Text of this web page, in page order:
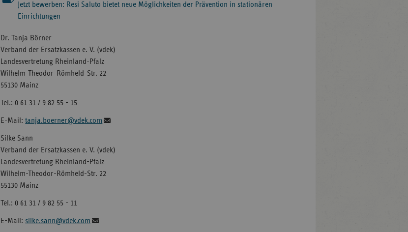
Jetzt bewerben: Resi Saluto bietet neue Möglichkeiten der Prävention in stationären
Einrichtungen
Dr. Tanja Börner
Verband der Ersatzkassen e. V. (vdek)
Landesvertretung Rheinland-Pfalz
Wilhelm-Theodor-Römheld-Str. 22
55130 Mainz
Tel.: 0 61 31 / 9 82 55 - 15
E-Mail:tanja.boerner@vdek.com
Silke Sann
Verband der Ersatzkassen e. V. (vdek)
Landesvertretung Rheinland-Pfalz
Wilhelm-Theodor-Römheld-Str. 22
55130 Mainz
Tel.: 0 61 31 / 9 82 55 - 11
E-Mail: silke.sann@vdek.com